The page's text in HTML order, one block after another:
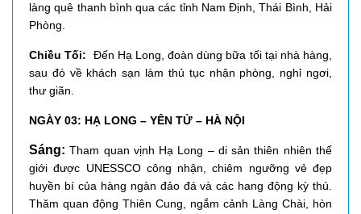
làng quê thanh bình qua các tỉnh Nam Định, Thái Bình, Hải
Phòng.
Chiều Tối: Đến Hạ Long, đoàn dùng bữa tối tại nhà hàng,
sau đó về khách sạn làm thủ tục nhận phòng, nghỉ ngơi,
thư giãn.
NGÀY 03: HẠ LONG – YÊN TỬ – HÀ NỘI
Sáng: Tham quan vịnh Hạ Long – di sản thiên nhiên thế
giới được UNESSCO công nhận, chiêm ngưỡng vẻ đẹp
huyền bí của hàng ngàn đảo đá và các hang động kỳ thú.
Thăm quan động Thiên Cung, ngắm cảnh Làng Chài, hòn